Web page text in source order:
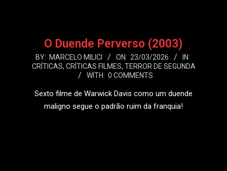
O Duende Perverso (2003)
2026-
03-
BY: MARCELO MILICI ON: 23/03/2026
IN:
CRÍTICAS, CRÍTICAS FILMES, TERROR DE SEGUNDA
WITH: 0 COMMENTS
Sexto filme de Warwick Davis como um duende
maligno segue o padrão ruim da franquia!